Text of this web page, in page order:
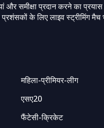
और समीक्षा प्रदान करने का
के लिए लाइव स्ट्रीमिंग मैच
महिला-प्रीमियर-लीग
एसए20
फैंटेसी-क्रिकेट